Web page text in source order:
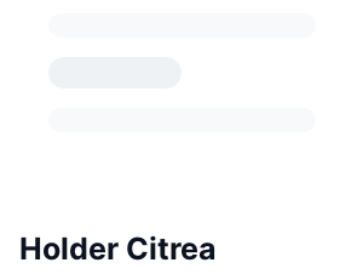
Holder Citrea